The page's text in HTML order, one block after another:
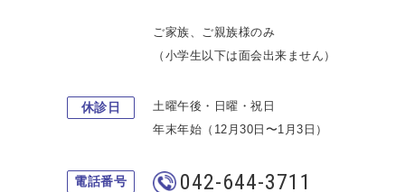
ご家族、ご親族様のみ
（小学生以下は面会出来ません）
休診日
土曜午後・日曜・祝日
年末年始（12月30日〜1月3日）
電話番号 042-644-3711